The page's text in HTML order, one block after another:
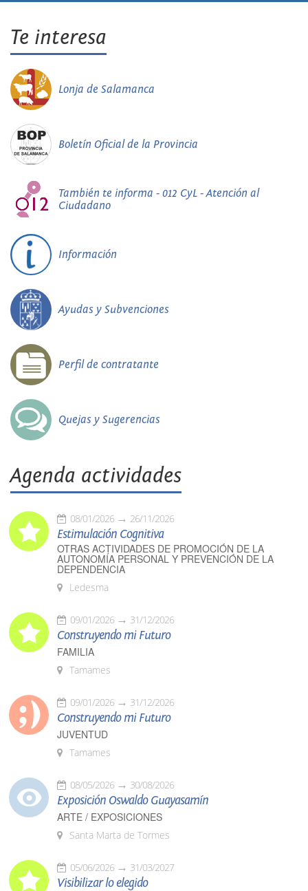
Te interesa
Lonja de Salamanca
Boletín Oficial de la Provincia
También te informa - 012 CyL - Atención al
Ciudadano
Información
Ayudas y Subvenciones
Perfil de contratante
Quejas y Sugerencias
Agenda actividades
08/01/2026 26/11/2026
Estimulación Cognitiva
OTRAS ACTIVIDADES DE PROMOCIÓN DE LA
AUTONOMÍA PERSONAL Y PREVENCIÓN DE LA
DEPENDENCIA
Ledesma
09/01/2026 31/12/2026
Construyendo mi Futuro
FAMILIA
Tamames
09/01/2026 31/12/2026
Construyendo mi Futuro
JUVENTUD
Tamames
08/05/2026 30/08/2026
Exposición Oswaldo Guayasamín
ARTE / EXPOSICIONES
Santa Marta de Tormes
05/06/2026 31/03/2027
Visibilizar lo elegido